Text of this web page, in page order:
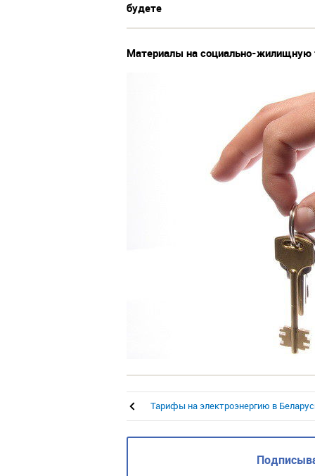
будете
Материалы на социально-
Тарифы на электроэнергию в